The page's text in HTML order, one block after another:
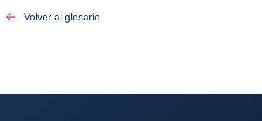
Volver al glosario